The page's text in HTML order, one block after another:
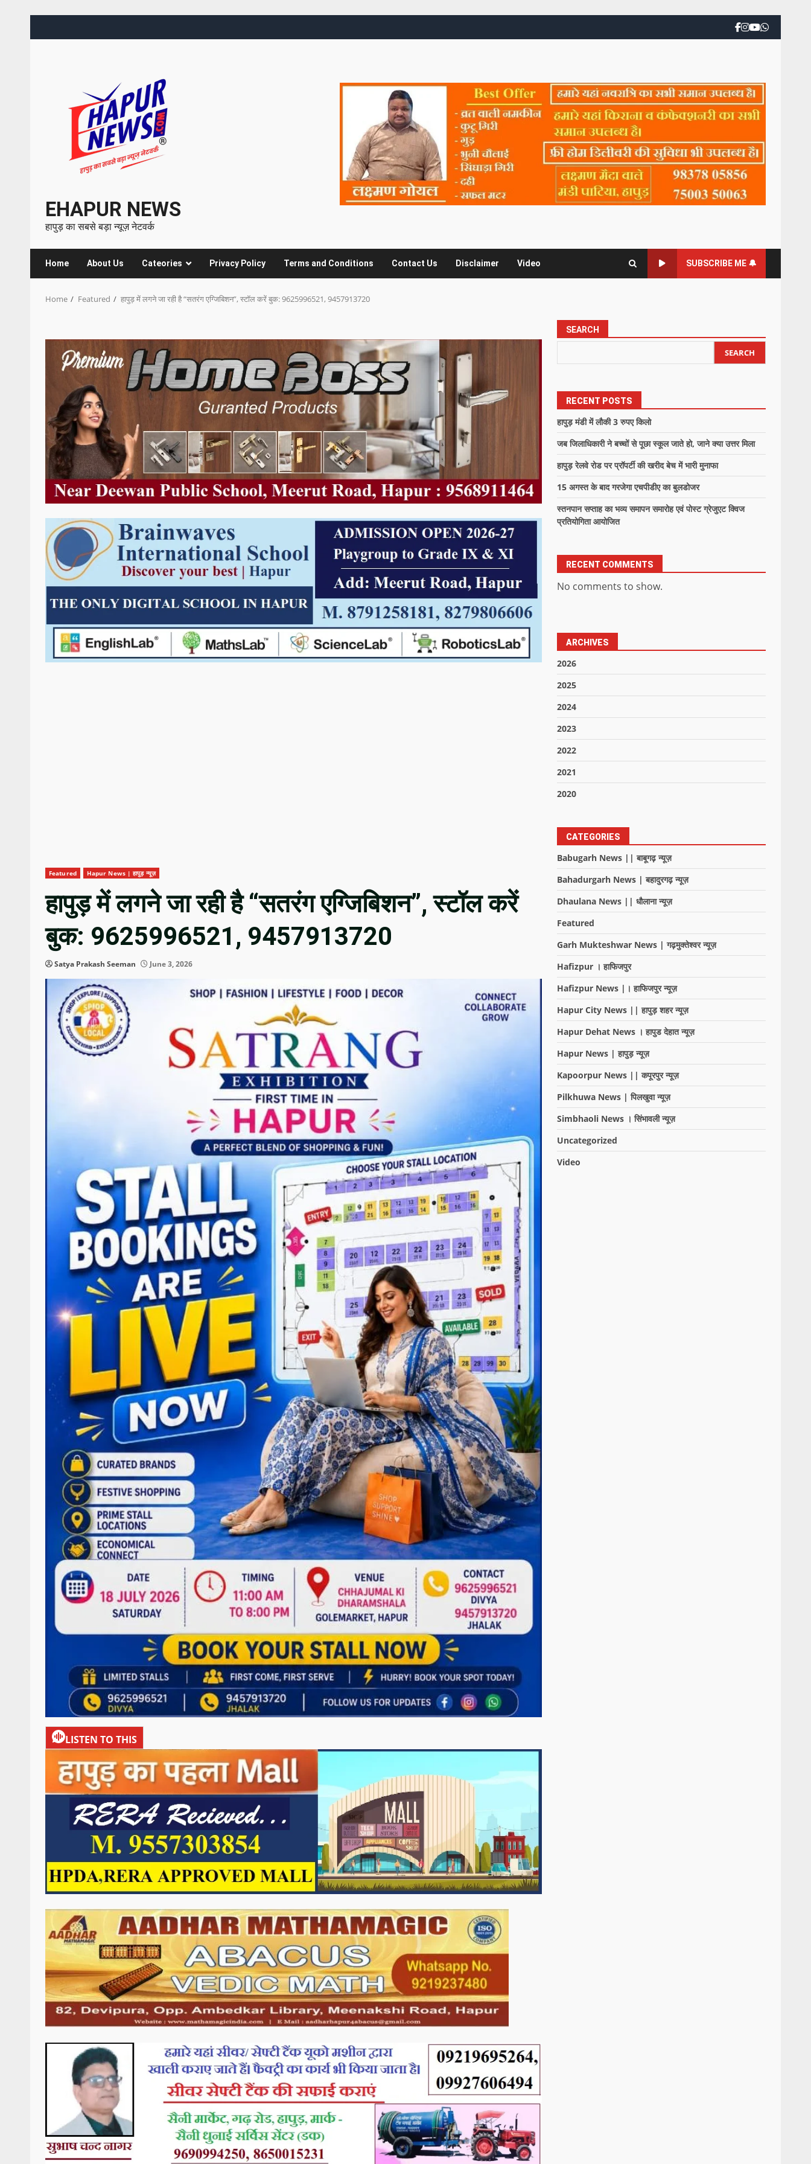
EHAPUR NEWS
हापुड़ का सबसे बड़ा न्यूज़ नेटवर्क
Home About Us Cateories Privacy Policy Terms and Conditions Contact Us Disclaimer Video SUBSCRIBE ME 🔔
Home Featured हापुड़ में लगने जा रही है “सतरंग एग्जिबिशन”, स्टॉल करें बुक: 9625996521, 9457913720
Featured Hapur News | हापुड़ न्यूज़
हापुड़ में लगने जा रही है “सतरंग एग्जिबिशन”, स्टॉल करें
बुक: 9625996521, 9457913720
Satya Prakash Seeman June 3, 2026
LISTEN TO THIS
SEARCH
SEARCH
RECENT POSTS
हापुड़ मंडी में लौकी 3 रुपए किलो
जब जिलाधिकारी ने बच्चों से पूछा स्कूल जाते हो, जाने क्या उत्तर मिला
हापुड़ रेलवे रोड पर प्रॉपर्टी की खरीद बेच में भारी मुनाफा
15 अगस्त के बाद गरजेगा एचपीडीए का बुलडोजर
स्तनपान सप्ताह का भव्य समापन समारोह एवं पोस्ट ग्रेजुएट क्विज
प्रतियोगिता आयोजित
RECENT COMMENTS
No comments to show.
ARCHIVES
2026
2025
2024
2023
2022
2021
2020
CATEGORIES
Babugarh News || बाबूगढ़ न्यूज़
Bahadurgarh News | बहादुरगढ़ न्यूज़
Dhaulana News || धौलाना न्यूज़
Featured
Garh Mukteshwar News | गढ़मुक्तेश्वर न्यूज़
Hafizpur । हाफिजपुर
Hafizpur News |। हाफिजपुर न्यूज़
Hapur City News || हापुड़ शहर न्यूज़
Hapur Dehat News । हापुड देहात न्यूज़
Hapur News | हापुड़ न्यूज़
Kapoorpur News || कपूरपुर न्यूज़
Pilkhuwa News | पिलखुवा न्यूज़
Simbhaoli News । सिंभावली न्यूज़
Uncategorized
Video